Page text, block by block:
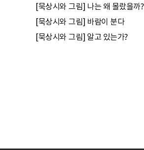
[묵상시와 그림] 나는 왜 몰랐을까?
[묵상시와 그림] 바람이 분다
[묵상시와 그림] 알고 있는가?